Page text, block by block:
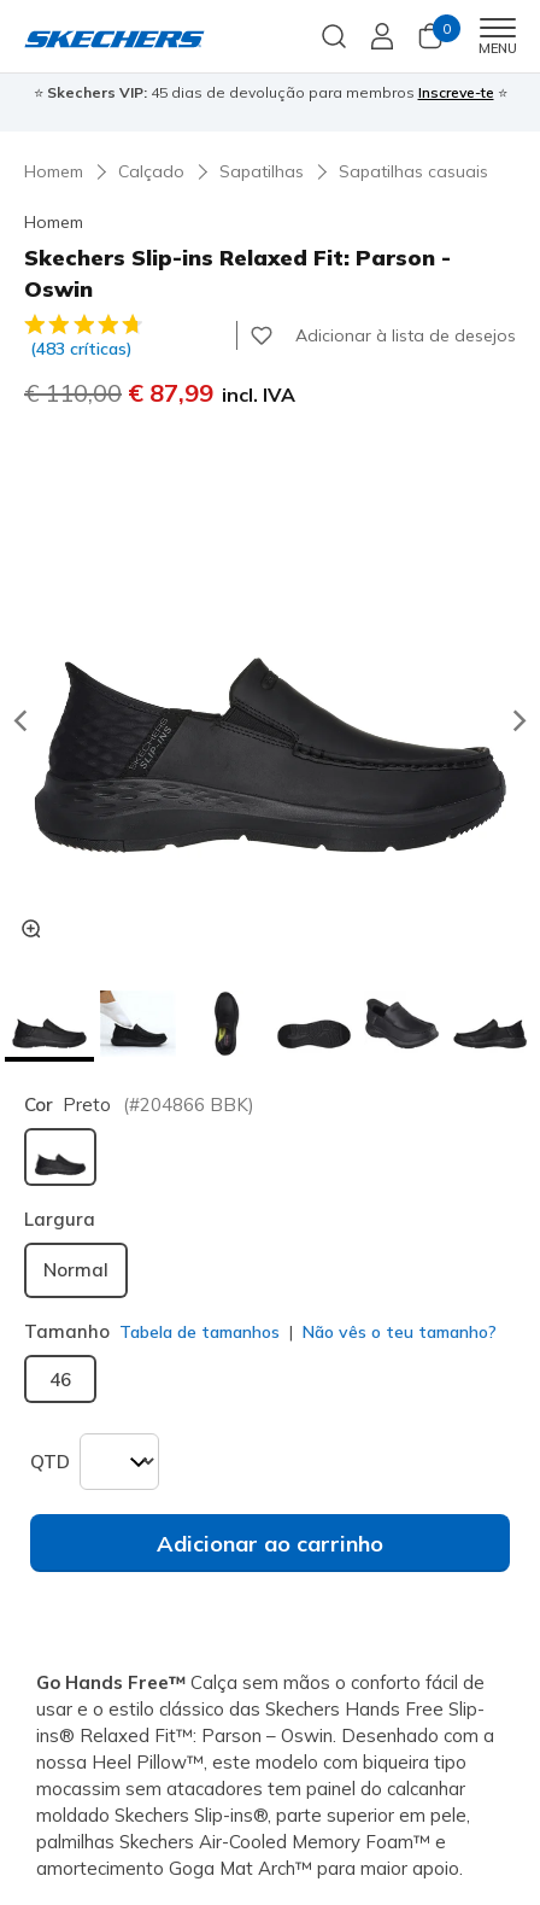
0
MENU
⭐ Skechers VIP:45 dias de devolução para membros Inscreve-te ⭐
Homem Calçado Sapatilhas Sapatilhas casuais
Homem
Skechers Slip-ins Relaxed Fit: Parson -
Oswin
5 de 5 – Classificação do cliente
(483 críticas)
Adicionar à lista de desejos
Preço com desconto de
€ 110,00 para
€ 87,99 incl. IVA
Cor Preto (#204866 BBK)
selecionado
Largura
Normal
Tamanho Tabela de tamanhos Não vês o teu tamanho?
46
QTD
Adicionar ao carrinho
Go Hands Free™ Calça sem mãos o conforto fácil de
usar e o estilo clássico das Skechers Hands Free Slip-
ins® Relaxed Fit™: Parson – Oswin. Desenhado com a
nossa Heel Pillow™, este modelo com biqueira tipo
mocassim sem atacadores tem painel do calcanhar
moldado Skechers Slip-ins®, parte superior em pele,
palmilhas Skechers Air-Cooled Memory Foam™ e
amortecimento Goga Mat Arch™ para maior apoio.